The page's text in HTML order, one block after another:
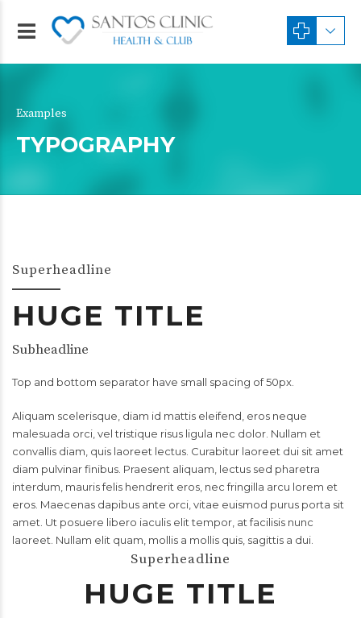
Examples
TYPOGRAPHY
Superheadline
HUGE TITLE
Subheadline
Top and bottom separator have small spacing of 50px.
Aliquam scelerisque, diam id mattis eleifend, eros neque
malesuada orci, vel tristique risus ligula nec dolor. Nullam et
convallis diam, quis laoreet lectus. Curabitur laoreet dui sit amet
diam pulvinar finibus. Praesent aliquam, lectus sed pharetra
interdum, mauris felis hendrerit eros, nec fringilla arcu lorem et
eros. Maecenas dapibus ante orci, vitae euismod purus porta sit
amet. Ut posuere libero iaculis elit tempor, at facilisis nunc
laoreet. Nullam elit quam, mollis a mollis quis, sagittis a dui.
Superheadline
HUGE TITLE